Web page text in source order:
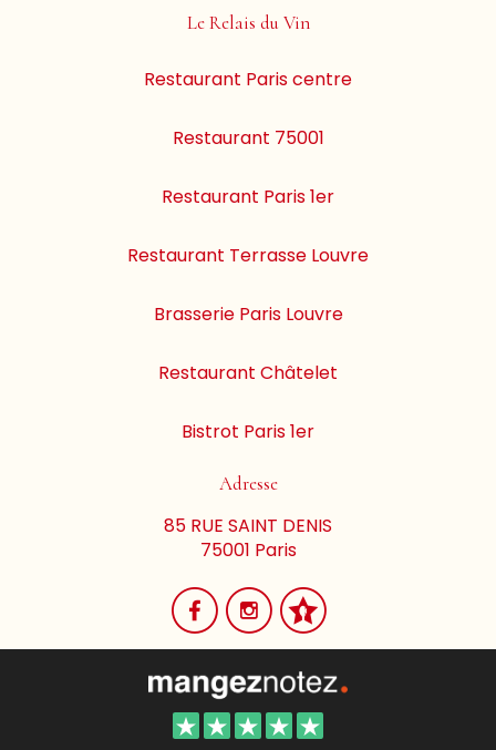
Le Relais du Vin
Restaurant Paris centre
Restaurant 75001
Restaurant Paris 1er
Restaurant Terrasse Louvre
Brasserie Paris Louvre
Restaurant Châtelet
Bistrot Paris 1er
Adresse
85 RUE SAINT DENIS
75001 Paris